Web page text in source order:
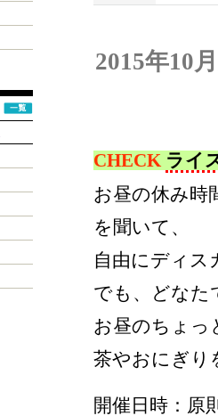
2015年10
CHECK ライ
お昼の休み時
を聞いて、
自由にディス
でも、どなた
お昼のちょっ
茶やおにぎり
開催日時：